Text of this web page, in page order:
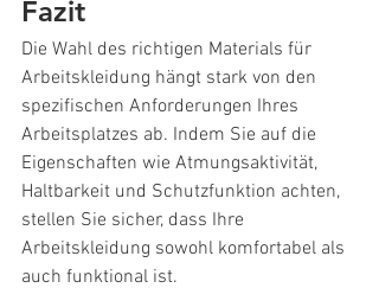
Fazit
Die Wahl des richtigen Materials für
Arbeitskleidung hängt stark von den
spezifischen Anforderungen Ihres
Arbeitsplatzes ab. Indem Sie auf die
Eigenschaften wie Atmungsaktivität,
Haltbarkeit und Schutzfunktion achten,
stellen Sie sicher, dass Ihre
Arbeitskleidung sowohl komfortabel als
auch funktional ist.